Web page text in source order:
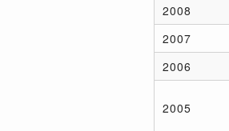
2008
2007
2006
2005